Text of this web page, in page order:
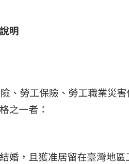
明
、勞工保險、勞工職業災
之一者：
婚，且獲准居留在臺灣地